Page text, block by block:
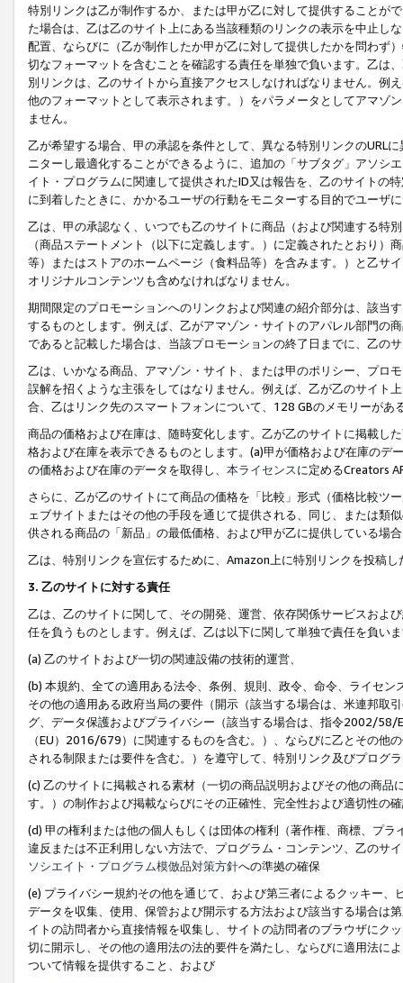
特別リンクは乙が制作するか、または甲が乙に対して提供することが
た場合は、乙は乙のサイト上にある当該種類のリンクの表示を中止し
配置、ならびに（乙が制作したか甲が乙に対して提供したかを問わず
切なフォーマットを含むことを確認する責任を単独で負います。乙は
別リンクは、乙のサイトから直接アクセスしなければなりません。例
他のフォーマットとして表示されます。）をパラメータとしてアマゾ
ません。
乙が希望する場合、甲の承認を条件として、異なる特別リンクのURL
ニターし最適化することができるように、追加の「サブタグ」アソシ
イト・プログラムに関連して提供されたID又は報告を、乙のサイトの
に到着したときに、かかるユーザの行動をモニターする目的でユーザ
乙は、甲の承認なく、いつでも乙のサイトに商品（および関連する特
（商品ステートメント（以下に定義します。）に定義されたとおり
等）またはストアのホームページ（食料品等）を含みます。）と乙サ
オリジナルコンテンツも含めなければなりません。
期間限定のプロモーションへのリンクおよび関連の紹介部分は、該当
するものとします。例えば、乙がアマゾン・サイトのアパレル部門の
であると記載した場合は、当該プロモーションの終了日までに、乙の
乙は、いかなる商品、アマゾン・サイト、または甲のポリシー、プロ
誤解を招くような主張をしてはなりません。例えば、乙が乙のサイト
合、乙はリンク先のスマートフォンについて、128 GBのメモリーがあ
商品の価格および在庫は、随時変化します。乙が乙のサイトに掲載し
格および在庫を表示できるものとします。(a)甲が価格および在庫の
の価格および在庫のデータを取得し、 本ライセンスに定めるCreators
さらに、乙が乙のサイトにて商品の価格を「比較」形式（価格比較ツ
ェブサイトまたはその他の手段を通じて提供される、同じ、または類
供される商品の「新品」の最低価格、および甲が乙に提供している場
乙は、特別リンクを宣伝するために、Amazon上に特別リンクを投稿
3. 乙のサイトに対する責任
乙は、乙のサイトに関して、その開発、運営、依存関係サービスおよ
任を負うものとします。例えば、乙は以下に関して単独で責任を負い
(a) 乙のサイトおよび一切の関連設備の技術的運営、
(b) 本規約、全ての適用ある法令、条例、規則、政令、命令、ライセ
その他の適用ある政府当局の要件（開示（該当する場合は、米連邦取
グ、データ保護およびプライバシー（該当する場合は、指令2002/58/
（EU）2016/679）に関連するものを含む。）、ならびに乙とその他
される制限または要件を含む。）を遵守して、特別リンク及びプログ
(c) 乙のサイトに掲載される素材（一切の商品説明およびその他の商
す。）の制作および掲載ならびにその正確性、完全性および適切性の
(d) 甲の権利または他の個人もしくは団体の権利（著作権、商標、プ
違反または不正利用しない方法で、プログラム・コンテンツ、乙のサ
ソシエイト・プログラム模倣品対策方針への準拠の確保
(e) プライバシー規約その他を通じて、および第三者によるクッキー
データを収集、使用、保管および開示する方法および該当する場合は
イトの訪問者から直接情報を収集し、サイトの訪問者のブラウザにク
切に開示し、その他の適用法の法的要件を満たし、ならびに適用法に
ついて情報を提供すること、および